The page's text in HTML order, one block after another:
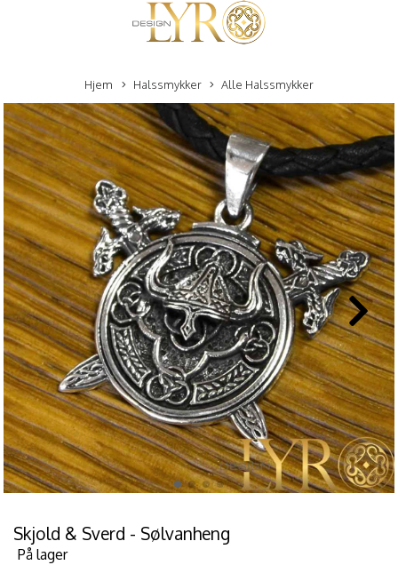
Hjem Halssmykker Alle Halssmykker
Skjold & Sverd - Sølvanheng
På lager